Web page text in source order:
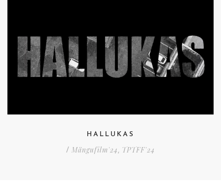
HALLUKAS
/ Mängufilm'24 , TPTFF'24